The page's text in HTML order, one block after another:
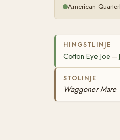
American
HINGSTLINJE
Cotton Eye Joe —
STOLINJE
Waggoner Mare